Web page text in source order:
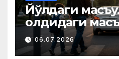
Йўлдаги
олдидаги
06.07.2026